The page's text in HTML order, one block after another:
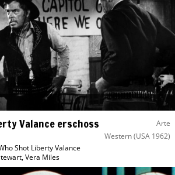
Valance erschoss
Arte
Western(USA 1962)
Shot Liberty Valance
,Vera Miles